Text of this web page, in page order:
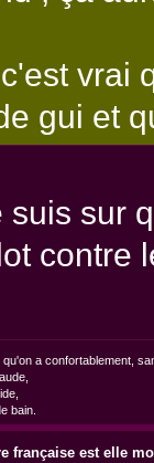
vrai
gui et
suis sur
contre
qu'on a confortablement,
bain.
française est elle